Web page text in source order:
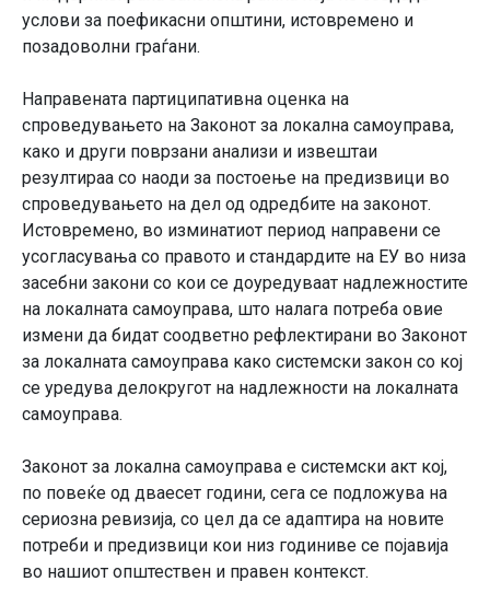
услови за поефикасни општини, истовремено и
позадоволни граѓани.
Направената партиципативна оценка на
спроведувањето на Законот за локална самоуправа,
како и други поврзани анализи и извештаи
резултираа со наоди за постоење на предизвици во
спроведувањето на дел од одредбите на законот.
Истовремено, во изминатиот период направени се
усогласувања со правото и стандардите на ЕУ во низа
засебни закони со кои се доуредуваат надлежностите
на локалната самоуправа, што налага потреба овие
измени да бидат соодветно рефлектирани во Законот
за локалната самоуправа како системски закон со кој
се уредува делокругот на надлежности на локалната
самоуправа.
Законот за локална самоуправа е системски акт кој,
по повеќе од дваесет години, сега се подложува на
сериозна ревизија, со цел да се адаптира на новите
потреби и предизвици кои низ годиниве се појавија
во нашиот општествен и правен контекст.